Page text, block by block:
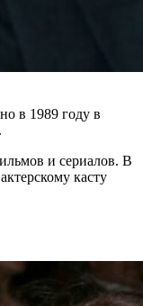
в 1989 году в
и сериалов. В
касту